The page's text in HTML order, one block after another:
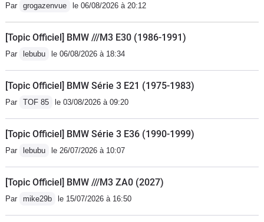
Par grogazenvue le 06/08/2026 à 20:12
[Topic Officiel] BMW ///M3 E30 (1986-1991)
Par lebubu le 06/08/2026 à 18:34
[Topic Officiel] BMW Série 3 E21 (1975-1983)
Par TOF 85 le 03/08/2026 à 09:20
[Topic Officiel] BMW Série 3 E36 (1990-1999)
Par lebubu le 26/07/2026 à 10:07
[Topic Officiel] BMW ///M3 ZA0 (2027)
Par mike29b le 15/07/2026 à 16:50